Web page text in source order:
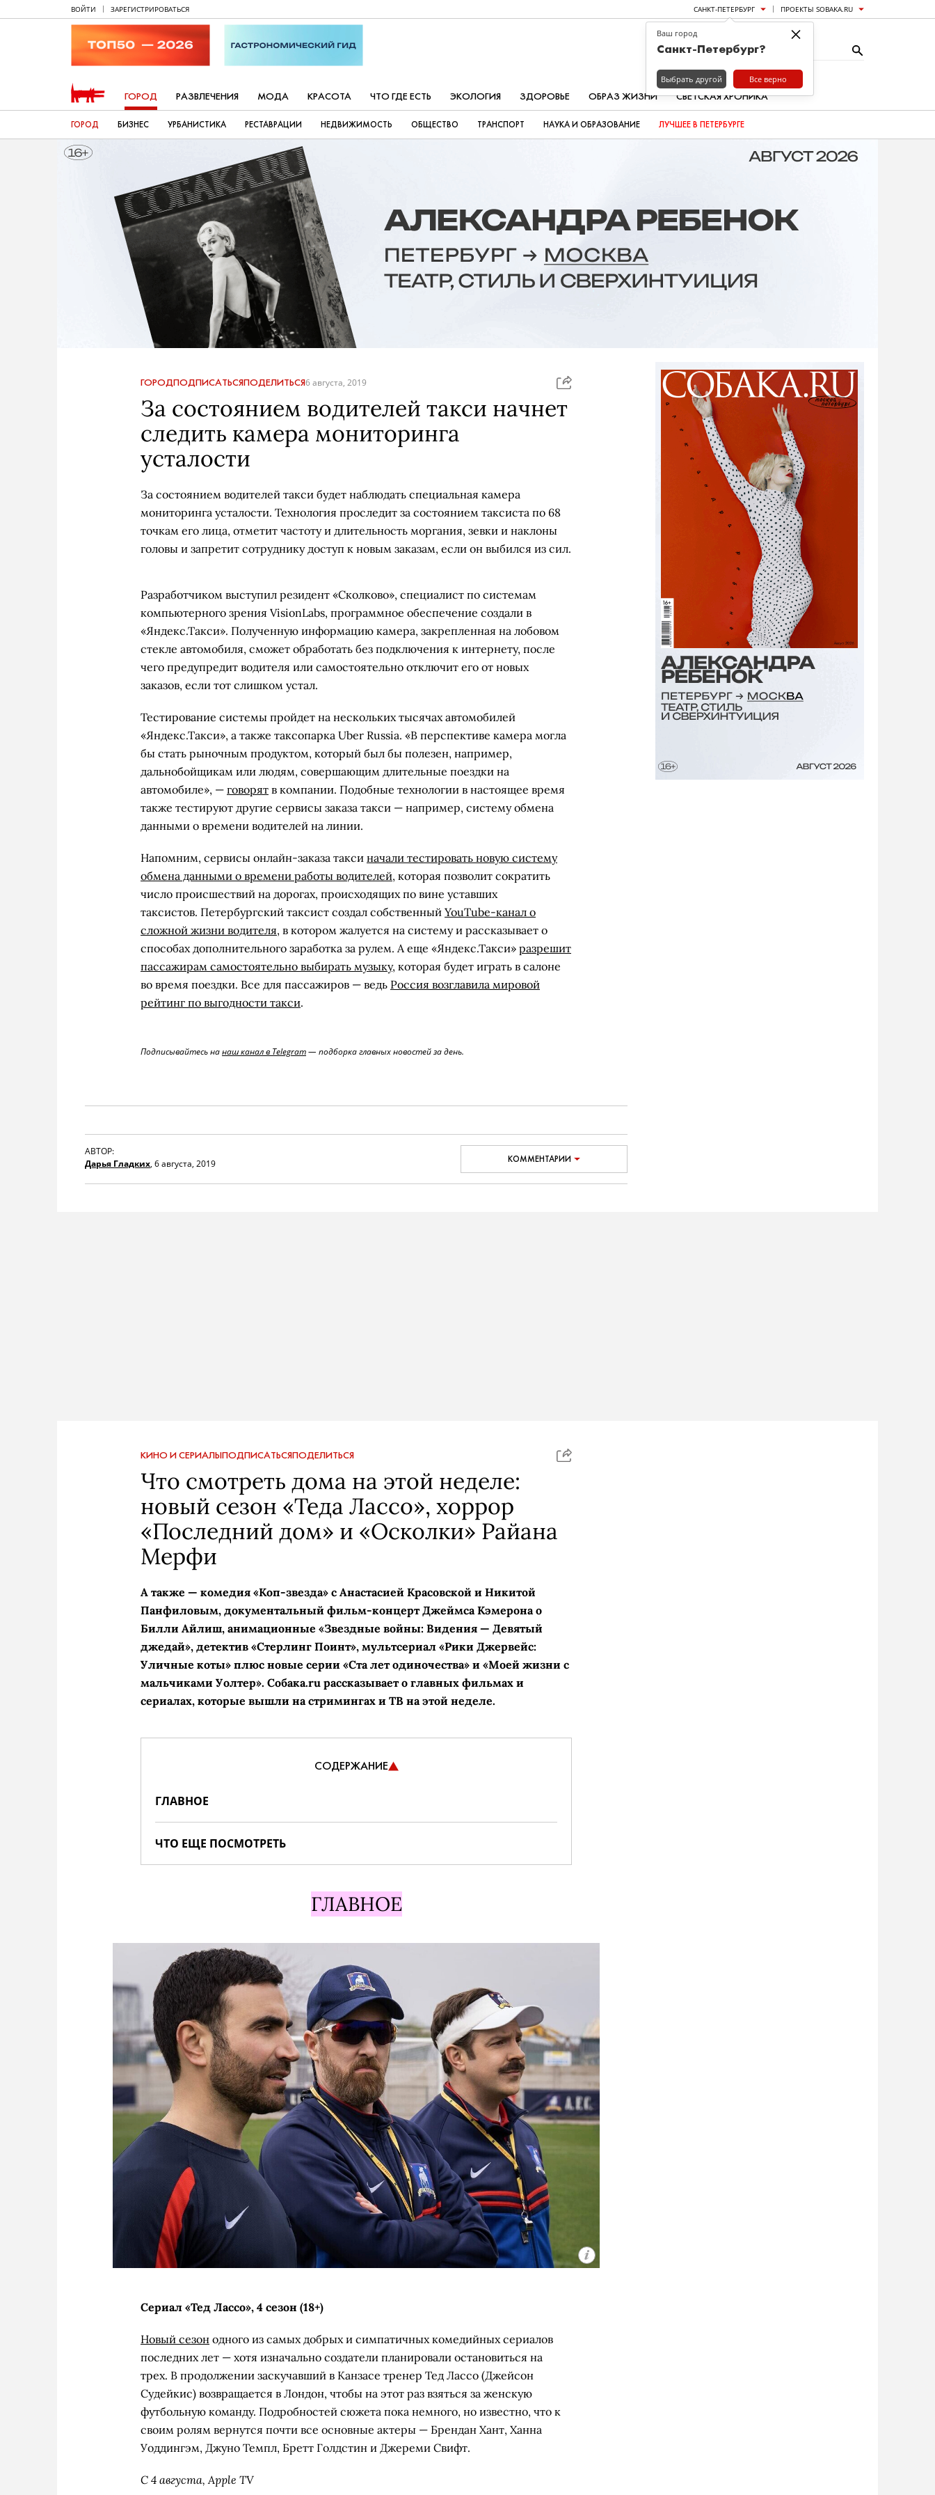
ВОЙТИ ЗАРЕГИСТРИРОВАТЬСЯ САНКТ-ПЕТЕРБУРГ ПРОЕКТЫ SOBAKA.RU
ГОРОД РАЗВЛЕЧЕНИЯ МОДА КРАСОТА ЧТО ГДЕ ЕСТЬ ЭКОЛОГИЯ ЗДОРОВЬЕ ОБРАЗ ЖИЗНИ СВЕТСКАЯ ХРОНИКА
ГОРОД БИЗНЕС УРБАНИСТИКА РЕСТАВРАЦИИ НЕДВИЖИМОСТЬ ОБЩЕСТВО ТРАНСПОРТ НАУКА И ОБРАЗОВАНИЕ ЛУЧШЕЕ В ПЕТЕРБУРГЕ
ГОРОДПОДПИСАТЬСЯПОДЕЛИТЬСЯ6 августа, 2019
За состоянием водителей такси начнет
следить камера мониторинга
усталости
За состоянием водителей такси будет наблюдать специальная камера
мониторинга усталости. Технология проследит за состоянием таксиста по 68
точкам его лица, отметит частоту и длительность моргания, зевки и наклоны
головы и запретит сотруднику доступ к новым заказам, если он выбился из сил.
Разработчиком выступил резидент «Сколково», специалист по системам
компьютерного зрения VisionLabs, программное обеспечение создали в
«Яндекс.Такси». Полученную информацию камера, закрепленная на лобовом
стекле автомобиля, сможет обработать без подключения к интернету, после
чего предупредит водителя или самостоятельно отключит его от новых
заказов, если тот слишком устал.
Тестирование системы пройдет на нескольких тысячах автомобилей
«Яндекс.Такси», а также таксопарка Uber Russia. «В перспективе камера могла
бы стать рыночным продуктом, который был бы полезен, например,
дальнобойщикам или людям, совершающим длительные поездки на
автомобиле», — говорят в компании. Подобные технологии в настоящее время
также тестируют другие сервисы заказа такси — например, систему обмена
данными о времени водителей на линии.
Напомним, сервисы онлайн-заказа такси начали тестировать новую систему
обмена данными о времени работы водителей, которая позволит сократить
число происшествий на дорогах, происходящих по вине уставших
таксистов. Петербургский таксист создал собственный YouTube-канал о
сложной жизни водителя, в котором жалуется на систему и рассказывает о
способах дополнительного заработка за рулем. А еще «Яндекс.Такси» разрешит
пассажирам самостоятельно выбирать музыку, которая будет играть в салоне
во время поездки. Все для пассажиров — ведь Россия возглавила мировой
рейтинг по выгодности такси.
Подписывайтесь нанаш канал в Telegram— подборка главных новостей за день.
АВТОР:
Дарья Гладких, 6 августа, 2019 КОММЕНТАРИИ
КИНО И СЕРИАЛЫПОДПИСАТЬСЯПОДЕЛИТЬСЯ
Что смотреть дома на этой неделе:
новый сезон «Теда Лассо», хоррор
«Последний дом» и «Осколки» Райана
Мерфи
А также — комедия «Коп-звезда» с Анастасией Красовской и Никитой
Панфиловым, документальный фильм-концерт Джеймса Кэмерона о
Билли Айлиш, анимационные «Звездные войны: Видения — Девятый
джедай», детектив «Стерлинг Поинт», мультсериал «Рики Джервейс:
Уличные коты» плюс новые серии «Ста лет одиночества» и «Моей жизни с
мальчиками Уолтер». Собака.ru рассказывает о главных фильмах и
сериалах, которые вышли на стримингах и ТВ на этой неделе.
СОДЕРЖАНИЕ
ГЛАВНОЕ
ЧТО ЕЩЕ ПОСМОТРЕТЬ
ГЛАВНОЕ
Сериал «Тед Лассо», 4 сезон (18+)
Новый сезон одного из самых добрых и симпатичных комедийных сериалов
последних лет — хотя изначально создатели планировали остановиться на
трех. В продолжении заскучавший в Канзасе тренер Тед Лассо (Джейсон
Судейкис) возвращается в Лондон, чтобы на этот раз взяться за женскую
футбольную команду. Подробностей сюжета пока немного, но известно, что к
своим ролям вернутся почти все основные актеры — Брендан Хант, Ханна
Уоддингэм, Джуно Темпл, Бретт Голдстин и Джереми Свифт.
С 4 августа, Apple TV
×
Ваш город
Санкт-Петербург?
Выбрать другой Все верно